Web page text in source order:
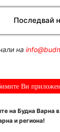
Последвай
на
Ви
на Будна Варна
и региона!